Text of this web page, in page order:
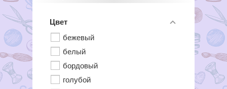
Цвет
бежевый
белый
бордовый
голубой